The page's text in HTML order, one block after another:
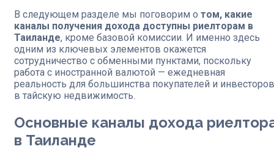
В следующем разделе мы поговорим о том, какие
каналы получения дохода доступны риелторам в
Таиланде, кроме базовой комиссии. И именно здесь
одним из ключевых элементов окажется
сотрудничество с обменными пунктами, поскольку
работа с иностранной валютой — ежедневная
реальность для большинства покупателей и инвесторов
в тайскую недвижимость.
Основные каналы дохода
в Таиланде